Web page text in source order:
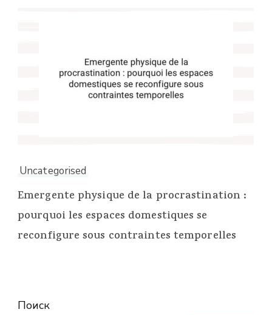
Uncategorised
Emergente physique de la procrastination :
pourquoi les espaces domestiques se
reconfigure sous contraintes temporelles
Поиск